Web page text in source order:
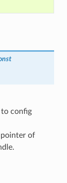
config
of